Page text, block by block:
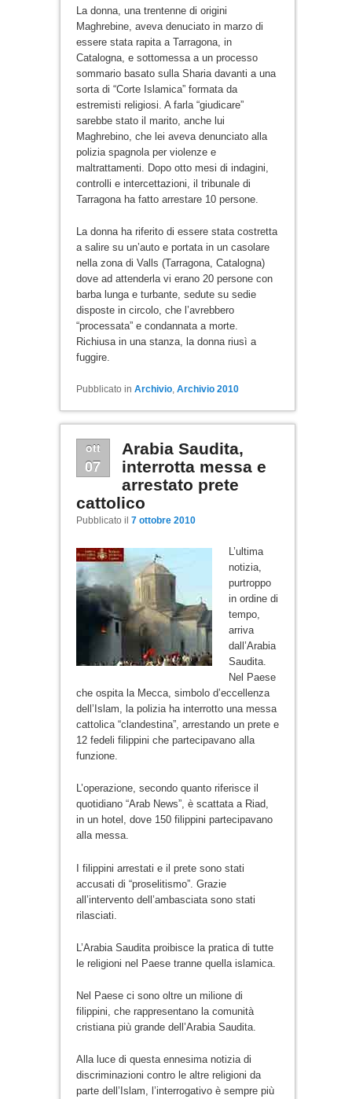
La donna, una trentenne di origini
Maghrebine, aveva denuciato in marzo di
essere stata rapita a Tarragona, in
Catalogna, e sottomessa a un processo
sommario basato sulla Sharia davanti a una
sorta di “Corte Islamica” formata da
estremisti religiosi. A farla “giudicare”
sarebbe stato il marito, anche lui
Maghrebino, che lei aveva denunciato alla
polizia spagnola per violenze e
maltrattamenti. Dopo otto mesi di indagini,
controlli e intercettazioni, il tribunale di
Tarragona ha fatto arrestare 10 persone.
La donna ha riferito di essere stata costretta
a salire su un’auto e portata in un casolare
nella zona di Valls (Tarragona, Catalogna)
dove ad attenderla vi erano 20 persone con
barba lunga e turbante, sedute su sedie
disposte in circolo, che l’avrebbero
“processata” e condannata a morte.
Richiusa in una stanza, la donna riusì a
fuggire.
Pubblicato in Archivio, Archivio 2010
ott
07
Arabia Saudita,
interrotta messa e
arrestato prete
cattolico
Pubblicato il 7 ottobre 2010
L’ultima
notizia,
purtroppo
in ordine di
tempo,
arriva
dall’Arabia
Saudita.
Nel Paese
che ospita la Mecca, simbolo d’eccellenza
dell’Islam, la polizia ha interrotto una messa
cattolica “clandestina”, arrestando un prete e
12 fedeli filippini che partecipavano alla
funzione.
L’operazione, secondo quanto riferisce il
quotidiano “Arab News”, è scattata a Riad,
in un hotel, dove 150 filippini partecipavano
alla messa.
I filippini arrestati e il prete sono stati
accusati di “proselitismo”. Grazie
all’intervento dell’ambasciata sono stati
rilasciati.
L’Arabia Saudita proibisce la pratica di tutte
le religioni nel Paese tranne quella islamica.
Nel Paese ci sono oltre un milione di
filippini, che rappresentano la comunità
cristiana più grande dell’Arabia Saudita.
Alla luce di questa ennesima notizia di
discriminazioni contro le altre religioni da
parte dell’Islam, l’interrogativo è sempre più